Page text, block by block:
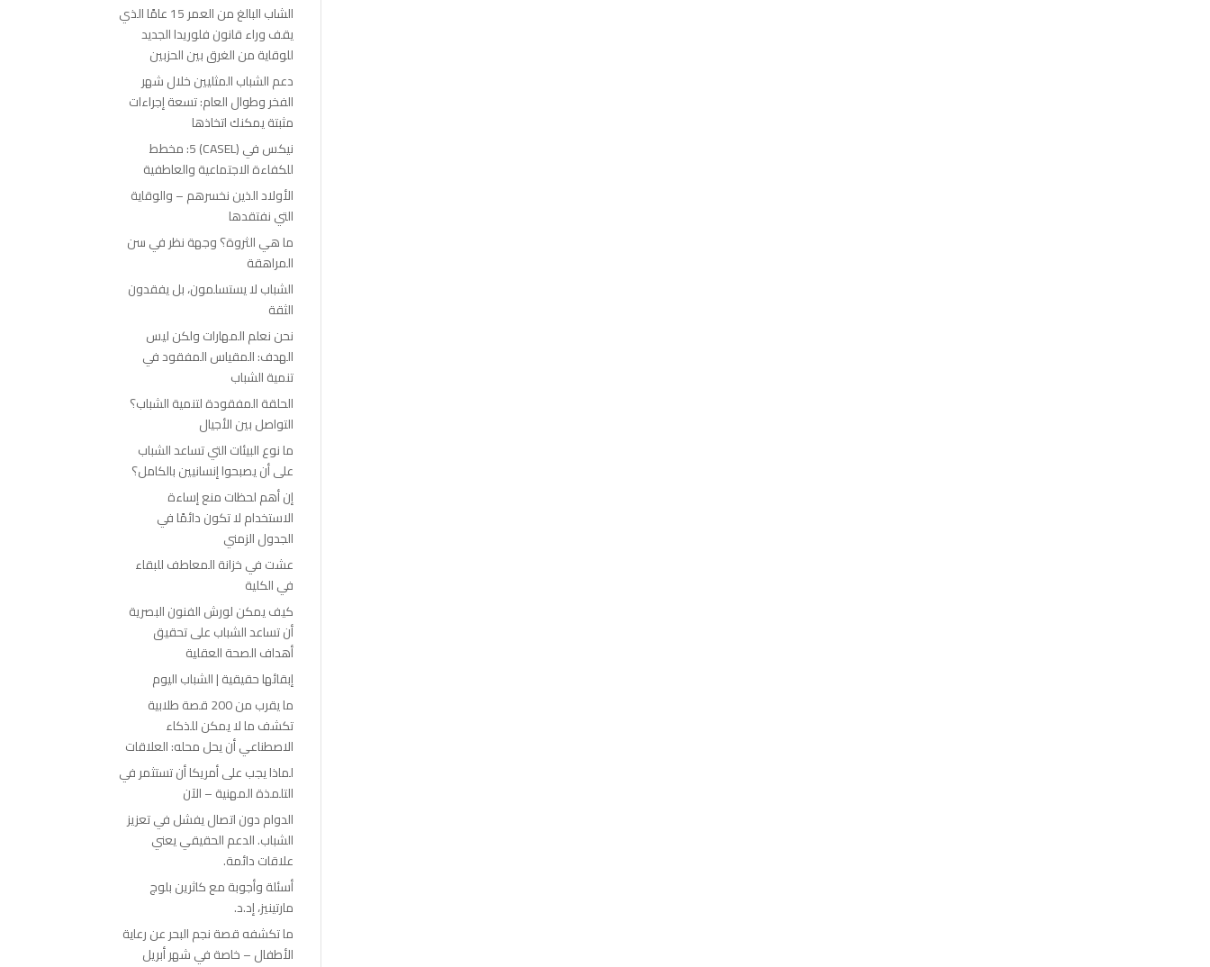
الشاب البالغ من العمر 15 عامًا الذي
يقف وراء قانون فلوريدا الجديد
للوقاية من الغرق بين الحزبين
دعم الشباب المثليين خلال شهر
الفخر وطوال العام: تسعة إجراءات
مثبتة يمكنك اتخاذها
نيكس في (CASEL) 5: مخطط
للكفاءة الاجتماعية والعاطفية
الأولاد الذين نخسرهم – والوقاية
التي نفتقدها
ما هي الثروة؟ وجهة نظر في سن
المراهقة
الشباب لا يستسلمون، بل يفقدون
الثقة
نحن نعلم المهارات ولكن ليس
الهدف: المقياس المفقود في
تنمية الشباب
الحلقة المفقودة لتنمية الشباب؟
التواصل بين الأجيال
ما نوع البيئات التي تساعد الشباب
على أن يصبحوا إنسانيين بالكامل؟
إن أهم لحظات منع إساءة
الاستخدام لا تكون دائمًا في
الجدول الزمني
عشت في خزانة المعاطف للبقاء
في الكلية
كيف يمكن لورش الفنون البصرية
أن تساعد الشباب على تحقيق
أهداف الصحة العقلية
إبقائها حقيقية | الشباب اليوم
ما يقرب من 200 قصة طلابية
تكشف ما لا يمكن للذكاء
الاصطناعي أن يحل محله: العلاقات
لماذا يجب على أمريكا أن تستثمر في
التلمذة المهنية – الآن
الدوام دون اتصال يفشل في تعزيز
الشباب. الدعم الحقيقي يعني
علاقات دائمة.
أسئلة وأجوبة مع كاثرين بلوج
مارتينيز، إد.د.
ما تكشفه قصة نجم البحر عن رعاية
الأطفال – خاصة في شهر أبريل